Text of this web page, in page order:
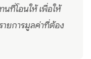
ที่โอนให้ เพื่อให้
ายการมูลค่าที่ต้อง